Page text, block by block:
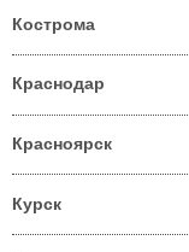
Кострома
Краснодар
Красноярск
Курск